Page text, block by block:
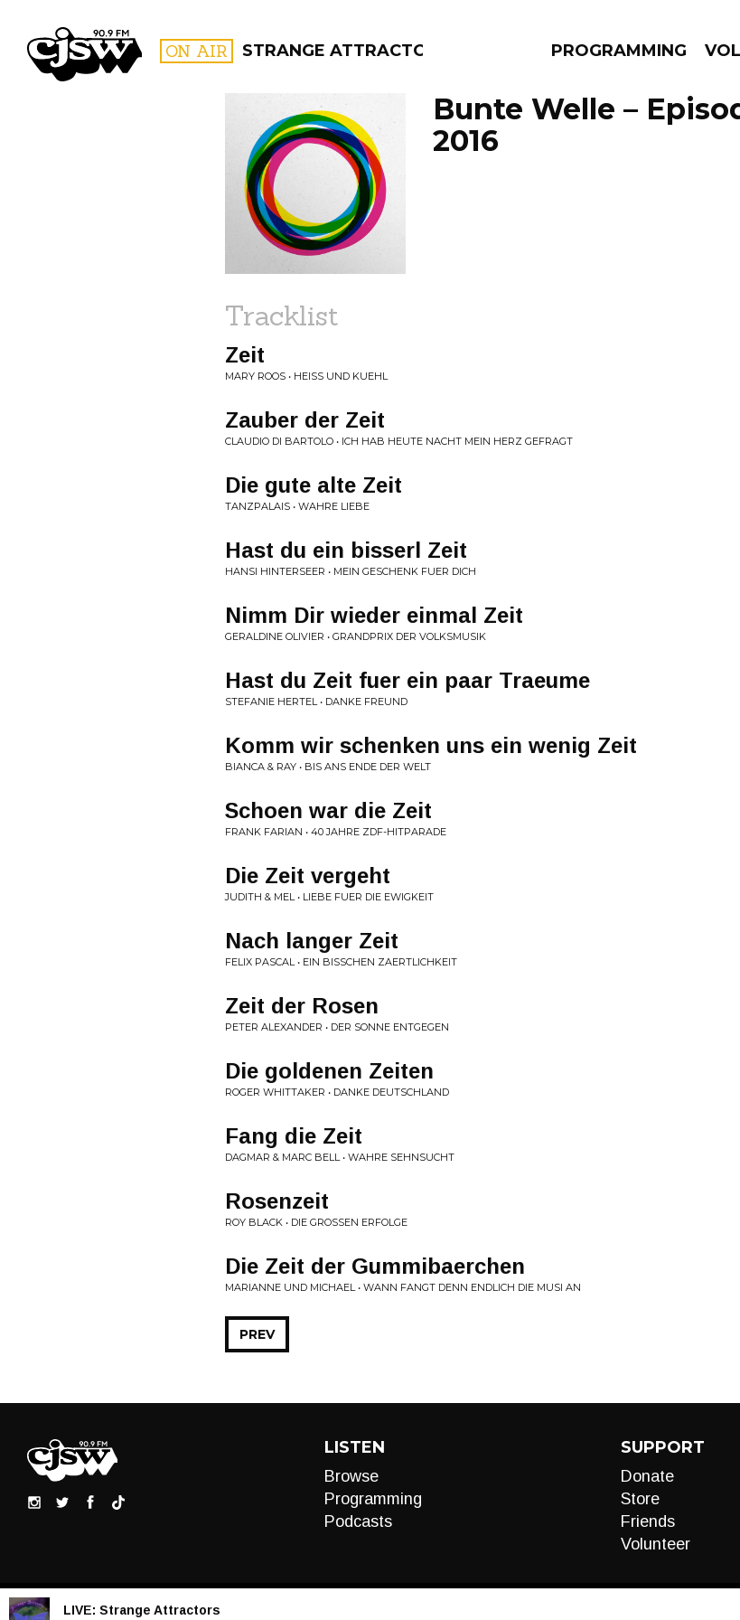
CJSW ON AIR STRANGE ATTRACTORS PROGRAMMING
FILTER BY:
PROGRAMS
Bunte Welle –
2016
Tracklist
Zeit
MARY ROOS • HEISS UND KUEHL
Zauber der Zeit
CLAUDIO DI BARTOLO • ICH HAB HEUTE NACHT MEIN HERZ GEFRAGT
Die gute alte Zeit
TANZPALAIS • WAHRE LIEBE
Hast du ein bisserl Zeit
HANSI HINTERSEER • MEIN GESCHENK FUER DICH
Nimm Dir wieder einmal Zeit
GERALDINE OLIVIER • GRANDPRIX DER VOLKSMUSIK
Hast du Zeit fuer ein paar Traeume
STEFANIE HERTEL • DANKE FREUND
Komm wir schenken uns ein wenig Zeit
BIANCA & RAY • BIS ANS ENDE DER WELT
Schoen war die Zeit
FRANK FARIAN • 40 JAHRE ZDF-HITPARADE
Die Zeit vergeht
JUDITH & MEL • LIEBE FUER DIE EWIGKEIT
Nach langer Zeit
FELIX PASCAL • EIN BISSCHEN ZAERTLICHKEIT
Zeit der Rosen
PETER ALEXANDER • DER SONNE ENTGEGEN
Die goldenen Zeiten
ROGER WHITTAKER • DANKE DEUTSCHLAND
Fang die Zeit
DAGMAR & MARC BELL • WAHRE SEHNSUCHT
Rosenzeit
ROY BLACK • DIE GROSSEN ERFOLGE
Die Zeit der Gummibaerchen
MARIANNE UND MICHAEL • WANN FANGT DENN ENDLICH DIE MUSI AN
PREV
LISTEN
Browse
Programming
Podcasts
SUPPORT
Donate
Store
Friends
Volunteer
LIVE: Strange Attractors